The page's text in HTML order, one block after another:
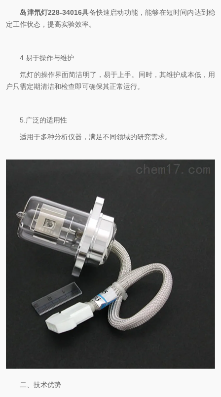
岛津氘灯228-34016具备快速启动功能，能够在短时间内达到稳
定工作状态，提高实验效率。
4.易于操作与维护
氘灯的操作界面简洁明了，易于上手。同时，其维护成本低，用
户只需定期清洁和检查即可确保其正常运行。
5.广泛的适用性
适用于多种分析仪器，满足不同领域的研究需求。
二、技术优势